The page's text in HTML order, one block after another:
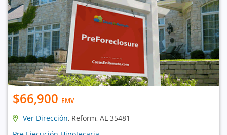
$66,900 EMV
Ver Dirección, Reform, AL 35481